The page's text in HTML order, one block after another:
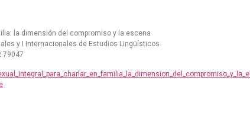
la dimensión del compromiso y la escena
y I Internacionales de Estudios Lingüísticos